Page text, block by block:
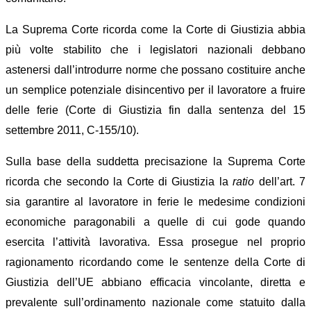
La Suprema Corte ricorda come la Corte di Giustizia abbia
piùvolte stabilitoche i legislatori nazionali debbano
astenersi da ll’introdurrenorme che possano costituire anche
un semplice potenziale disincentivo per il lavoratore a fruire
delle ferie (Corte di Giustizia fin dalla sentenza del 15
settembre 2011, C-155/10).
Sulla base della suddetta precisazione l a Suprema Corte
ricorda che secondo la Corte di Giustizia la ratio dell’art. 7
sia garantire al lavoratore in ferie le medesime condizioni
economiche paragonabili a quelle di cui gode quando
esercita l’attività lavorativa.
Essa prosegue nel proprio
ragionamento ricordando come le sentenze della Corte di
Giustizia dell’UE abbiano efficacia vincolante, diretta e
prevalente sull’ordinamento nazionalecome statuito dalla